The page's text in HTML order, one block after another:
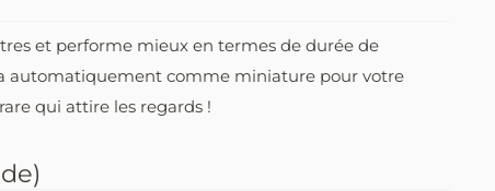
et performe mieux en termes de durée de
automatiquement comme miniature pour votre
qui attire les regards !